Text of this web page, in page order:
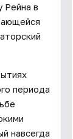
Рейна в
периода
навсегда